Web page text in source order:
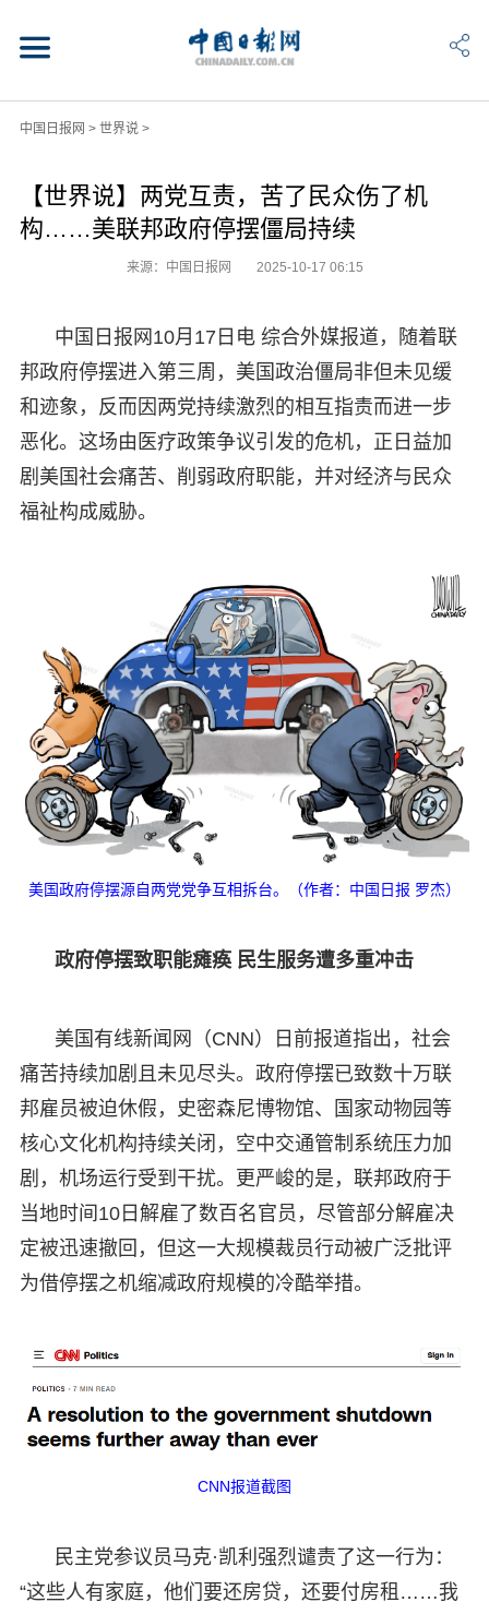
中国日报网 > 世界说>
【世界说】两党互责，苦了民众伤了机
构……美联邦政府停摆僵局持续
来源：中国日报网 2025-10-17 06:15
中国日报网10月17日电 综合外媒报道，随着联
邦政府停摆进入第三周，美国政治僵局非但未见缓
和迹象，反而因两党持续激烈的相互指责而进一步
恶化。这场由医疗政策争议引发的危机，正日益加
剧美国社会痛苦、削弱政府职能，并对经济与民众
福祉构成威胁。
美国政府停摆源自两党党争互相拆台。（作者：中国日报 罗杰）
政府停摆致职能瘫痪 民生服务遭多重冲击
美国有线新闻网（CNN）日前报道指出，社会
痛苦持续加剧且未见尽头。政府停摆已致数十万联
邦雇员被迫休假，史密森尼博物馆、国家动物园等
核心文化机构持续关闭，空中交通管制系统压力加
剧，机场运行受到干扰。更严峻的是，联邦政府于
当地时间10日解雇了数百名官员，尽管部分解雇决
定被迅速撤回，但这一大规模裁员行动被广泛批评
为借停摆之机缩减政府规模的冷酷举措。
CNN报道截图
民主党参议员马克·凯利强烈谴责了这一行为：
“这些人有家庭，他们要还房贷，还要付房租……我